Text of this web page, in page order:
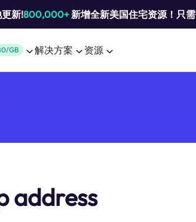
更新!800,000+新增全新美国住宅资源！只需
GB 解决方案 资源
address